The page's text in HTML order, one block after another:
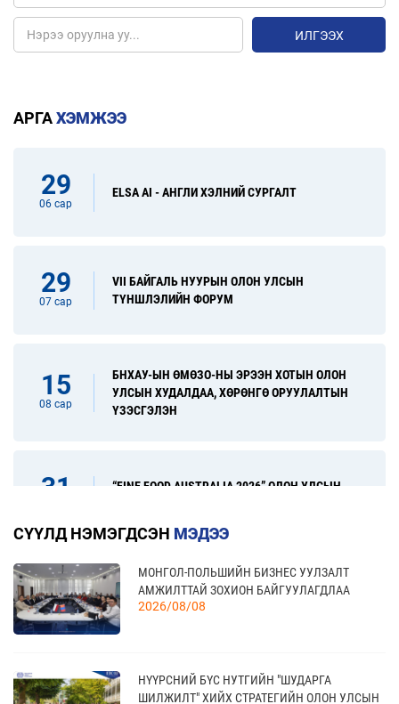
ИЛГЭЭХ
АРГАХЭМЖЭЭ
29
06 сар
ELSA AI - АНГЛИ ХЭЛНИЙ СУРГАЛТ
29
07 сар
VII БАЙГАЛЬ НУУРЫН ОЛОН УЛСЫН
ТҮНШЛЭЛИЙН ФОРУМ
15
08 сар
БНХАУ-ЫН ӨМӨЗО-НЫ ЭРЭЭН ХОТЫН ОЛОН
УЛСЫН ХУДАЛДАА, ХӨРӨНГӨ ОРУУЛАЛТЫН
ҮЗЭСГЭЛЭН
31
“FINE FOOD AUSTRALIA 2026” ОЛОН УЛСЫН
17
09 сар
“УЛААНБААТАР ТҮНШЛЭЛ 2026” ХҮНСНИЙ
САЛБАРЫН ОЛОН УЛСЫН ҮЗЭСГЭЛЭН
20 КАНАД УЛС - ТОРОНТО ХОТЫН БИЗНЕС АЯЛАЛ
СҮҮЛД НЭМЭГДСЭН МЭДЭЭ
МОНГОЛ-ПОЛЬШИЙН БИЗНЕС УУЛЗАЛТ
АМЖИЛТТАЙ ЗОХИОН БАЙГУУЛАГДЛАА
2026/08/08
НҮҮРСНИЙ БҮС НУТГИЙН "ШУДАРГА
ШИЛЖИЛТ" ХИЙХ СТРАТЕГИЙН ОЛОН УЛСЫН